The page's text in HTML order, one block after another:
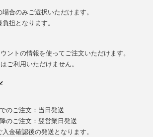
合のみご選択いただけます。
担となります。
ントの情報を使ってご注文いただけます。
ご利用いただけません。
のご注文：当日発送
のご注文：翌営業日発送
金確認後の発送となります。